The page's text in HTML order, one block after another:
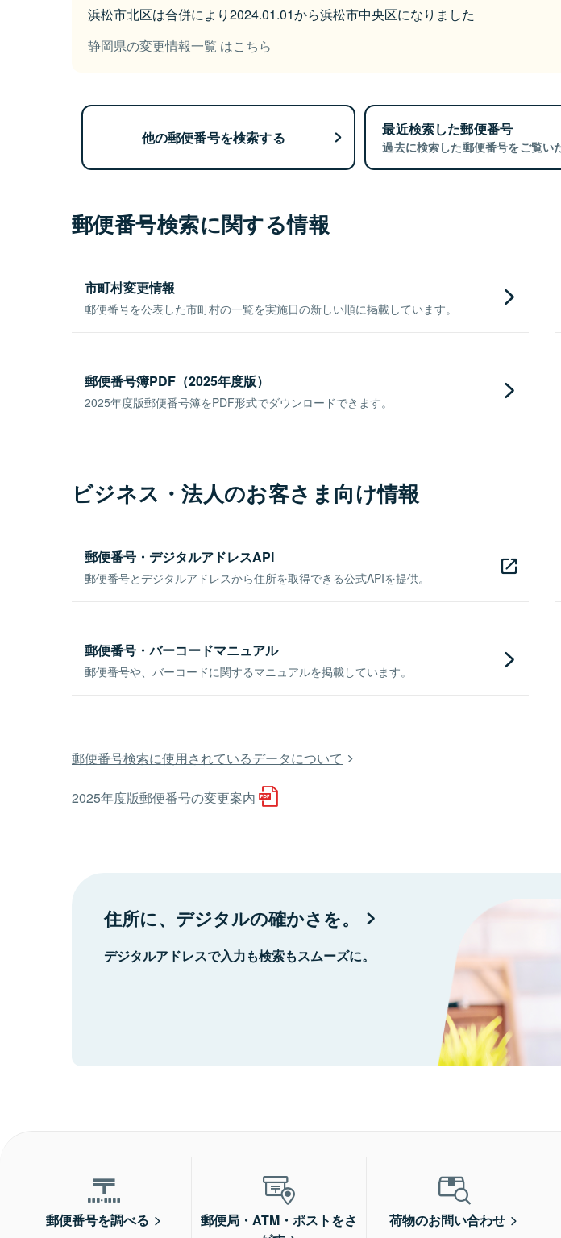
浜松市北区は合併により2024.01.01から浜松市中央区になりました
静岡県の変更情報一覧 はこちら
他の郵便番号を検索する 最近検索した郵便番号
過去に検索した郵便番号をご覧い
郵便番号検索に関する情報
市町村変更情報
郵便番号を公表した市町村の一覧を実施日の新しい順に掲載しています。
郵便番号簿PDF（2025年度版）
2025年度版郵便番号簿をPDF形式でダウンロードできます。
ビジネス・法人のお客さま向け情報
郵便番号・デジタルアドレスAPI
郵便番号とデジタルアドレスから住所を取得できる公式APIを提供。
郵便番号・バーコードマニュアル
郵便番号や、バーコードに関するマニュアルを掲載しています。
郵便番号検索に使用されているデータについて
2025年度版郵便番号の変更案内
住所に、デジタルの確かさを。
デジタルアドレスで入力も検索もスムーズに。
郵便番号を調べる
郵便局・ATM・ポストをさ
荷物のお問い合わせ